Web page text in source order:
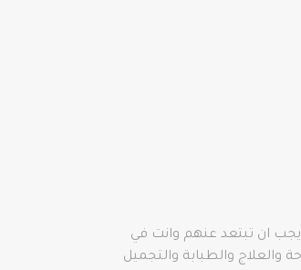
وطرق وأماكن الإقامة في تركيا وسائل النقل وأهم 10 نصائح قبل أن تقرر السفر إلى تركيا وأخطر 20 سبب يجب ان تبتعد عنهم وانت في
والعلاج والطبابة والتجميل